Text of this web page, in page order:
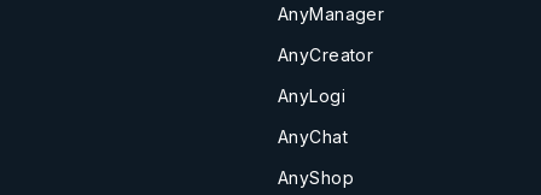
AnyManager
AnyCreator
AnyLogi
AnyChat
AnyShop